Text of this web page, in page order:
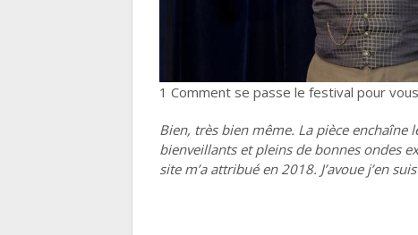
1 Comment se passe le festival pour
Bien, très bien même. La pièce
bienveillants et pleins de bonnes ondes
site m’a attribué en 2018. J’avoue j’en